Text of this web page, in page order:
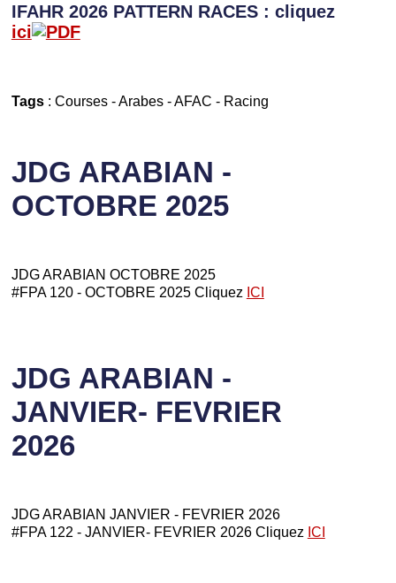
IFAHR 2026 PATTERN RACES : cliquez
ici
Tags: Courses-Arabes-AFAC - Racing
JDG ARABIAN -
OCTOBRE 2025
JDG ARABIAN OCTOBRE 2025
#FPA 120 - OCTOBRE 2025 Cliquez ICI
JDG ARABIAN -
JANVIER- FEVRIER
2026
JDG ARABIAN JANVIER - FEVRIER 2026
#FPA 122 - JANVIER- FEVRIER 2026 Cliquez ICI